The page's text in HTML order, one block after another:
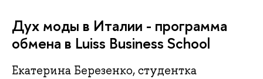
Дух моды в Италии - программа
обмена в Luiss Business School
Екатерина Березенко, студентка